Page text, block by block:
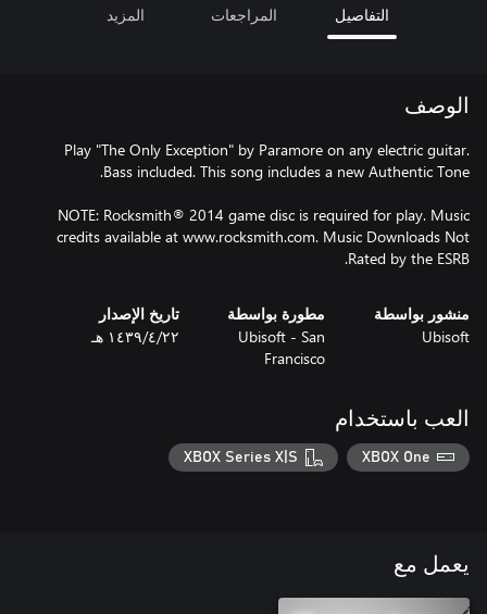
التفاصيل المراجعات المزيد
الوصف
Play "The Only Exception" by Paramore on any electric guitar.
NOTE: Rocksmith® 2014 game disc is required for play. Music
credits available at www.rocksmith.com. Music Downloads Not
Rated by the ESRB.
منشور بواسطة
Ubisoft
مطورة بواسطة
Ubisoft - San
Francisco
تاريخ الإصدار
٢٢‏/٤‏/١٤٣٩ هـ
العب باستخدام
XBOX One
XBOX Series X|S
يعمل مع